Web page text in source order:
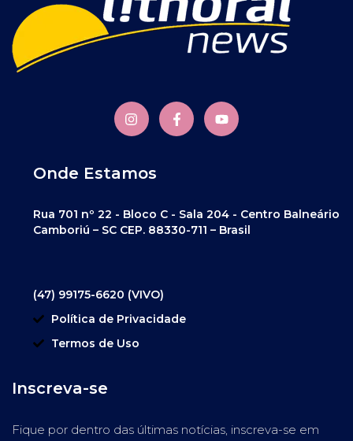
Onde Estamos
Rua 701 nº 22 - Bloco C - Sala 204 - Centro Balneário
Camboriú – SC CEP. 88330-711 – Brasil
(47) 99175-6620 (VIVO)
Política de Privacidade
Termos de Uso
Inscreva-se
Fique por dentro das últimas notícias, inscreva-se em